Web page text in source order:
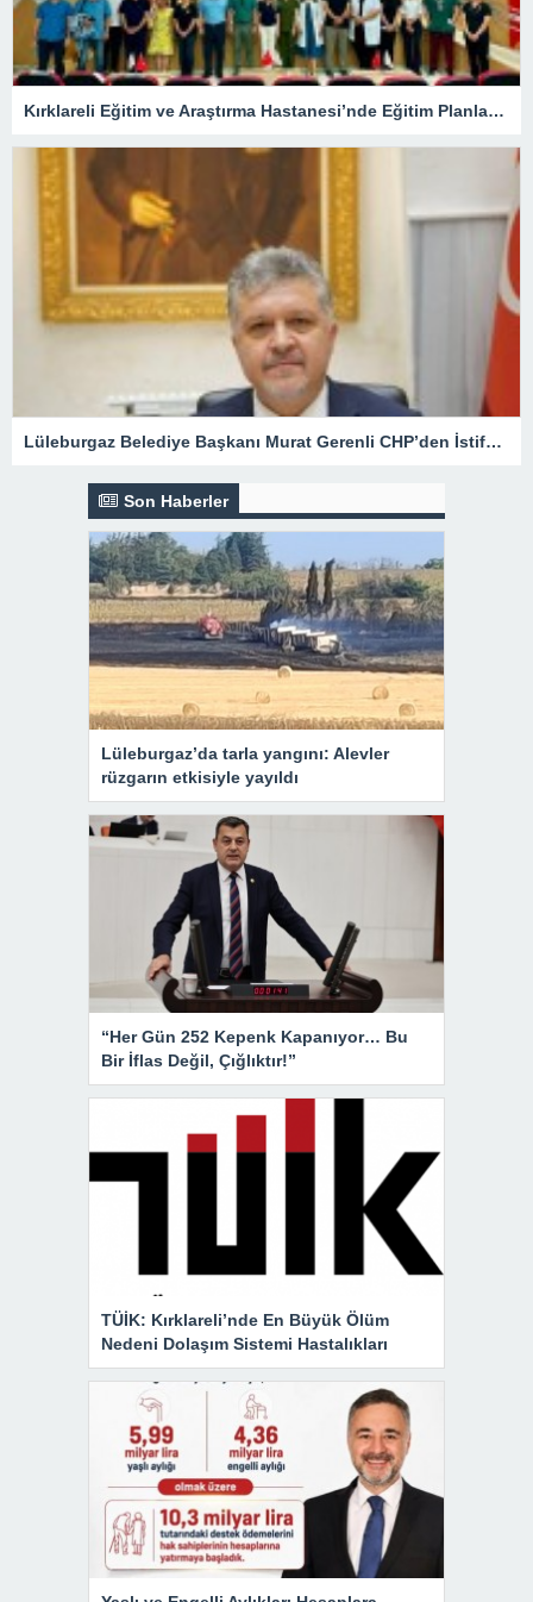
Kırklareli Eğitim ve Araştırma Hastanesi’nde Eğitim Planlaması Masaya Yatırıldı
Lüleburgaz Belediye Başkanı Murat Gerenli CHP’den İstifa Etti
Son Haberler
Lüleburgaz’da tarla yangını: Alevler
rüzgarın etkisiyle yayıldı
“Her Gün 252 Kepenk Kapanıyor… Bu
Bir İflas Değil, Çığlıktır!”
TÜİK: Kırklareli’nde En Büyük Ölüm
Nedeni Dolaşım Sistemi Hastalıkları